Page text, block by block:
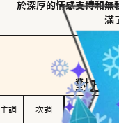
於深厚的情感支持和無
滿
對方
主調 次調